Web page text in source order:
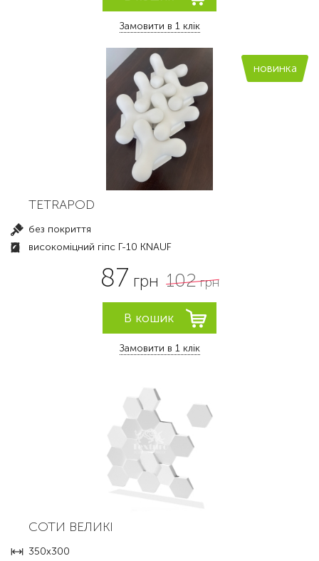
Замовити в 1 клік
новинка
TETRAPOD
без покриття
високоміцний гіпс Г-10 KNAUF
87 грн 102грн
Замовити в 1 клік
СОТИ ВЕЛИКІ
350x300